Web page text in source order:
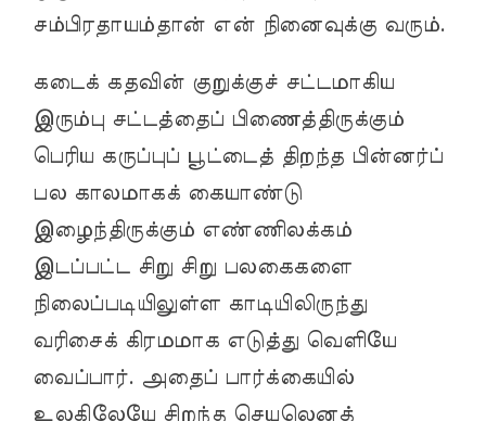
சம்பிரதாயம்தான் என் நினைவுக்கு வரும்.
கடைக் கதவின் குறுக்குச் சட்டமாகிய
இரும்பு சட்டத்தைப் பிணைத்திருக்கும்
பெரிய கருப்புப் பூட்டைத் திறந்த பின்னர்ப்
பல காலமாகக் கையாண்டு
இழைந்திருக்கும் எண்ணிலக்கம்
இடப்பட்ட சிறு சிறு பலகைகளை
நிலைப்படியிலுள்ள காடியிலிருந்து
வரிசைக் கிரமமாக எடுத்து வெளியே
வைப்பார். அதைப் பார்க்கையில்
உலகிலேயே சிறந்த செயலெனத்